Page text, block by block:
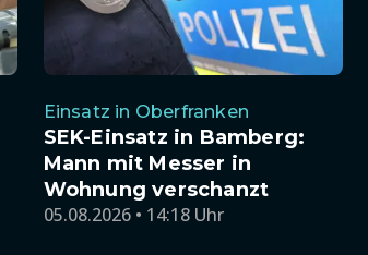
Einsatz in Oberfranken
SEK-Einsatz in Bamberg:
Mann mit Messer in
Wohnung verschanzt
05.08.2026 • 14:18 Uhr